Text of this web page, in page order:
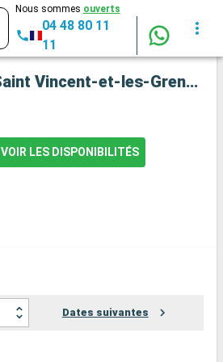
Nous sommes ouverts
04 48 80 11
11
Croisière Oceania Sonata : République Dominicaine, Porto Rico, Guadeloupe, Antigua-et-Barbuda, Saint-Martin, Saint Vincent-et-les-Grenadines, États-Unis au départ de Miami
VOIR LES DISPONIBILITÉS
Dates suivantes